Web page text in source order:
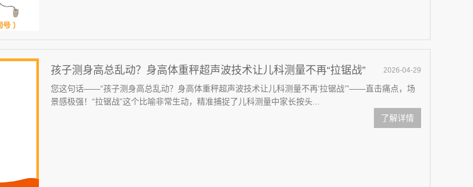
2026-04-29
孩子测身高总乱动？身高体重秤超声波技术让儿科测量不再“拉锯战”
您这句话——“孩子测身高总乱动？身高体重秤超声波技术让儿科测量不再‘拉锯战’”——直击痛点，场
景感极强！“拉锯战”这个比喻非常生动，精准捕捉了儿科测量中家长按头...
了解详情